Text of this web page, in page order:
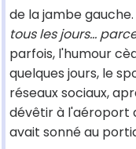
de la jambe gauche.
tous les jours…
parfois, l'humour
quelques jours, le
réseaux sociaux,
dévêtir à l'aéroport
avait sonné au